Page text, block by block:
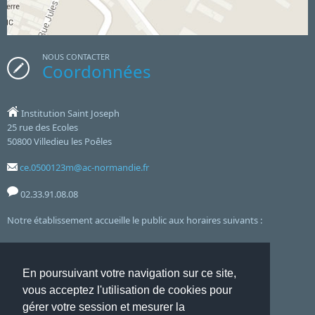
En poursuivant votre navigation sur ce site,
vous acceptez l'utilisation de cookies pour
gérer votre session et mesurer la
historiques, et pour que la musique vive en ces
lieux.
questionnaire préparé par Mme Quesnel en cours
de SVT.
NOUS CONTACTER
Coordonnées
Institution Saint Joseph
25 rue des Ecoles
50800 Villedieu les Poêles
ce.0500123m@ac-normandie.fr
02.33.91.08.08
Notre établissement accueille le public aux horaires suivants :
8h00 12h00 - 13h30 17h00 - Lundi, Mardi, Jeudi, Vendredi
et le mercredi de 8h00 à 12h00